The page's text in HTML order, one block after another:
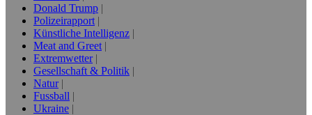
Donald Trump
Polizeirapport
Künstliche Intelligenz
Meat and Greet
Extremwetter
Gesellschaft & Politik
Natur
Fussball
Ukraine